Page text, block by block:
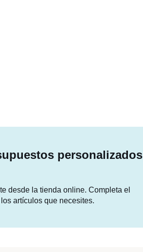
personalizados
desde la tienda online. Completa el
artículos que necesites.